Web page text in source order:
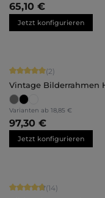
65,10 €
Jetzt konfigurieren
Durchschnittliche
(2)
Vintage Bilderrahmen
Insa
Varianten ab 18,85 €
97,30 €
Jetzt konfigurieren
Durchschnittliche
(14)